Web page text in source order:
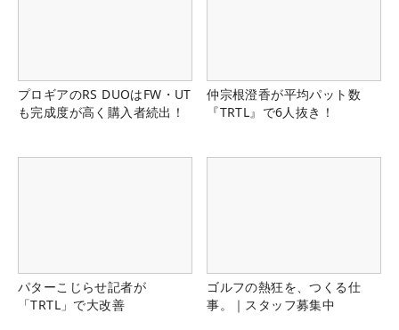
プロギアのRS DUOはFW・UT
も完成度が高く購入者続出！
仲宗根澄香が平均パット数
『TRTL』で6人抜き！
パターこじらせ記者が
「TRTL」で大改善
ゴルフの熱狂を、つくる仕
事。｜スタッフ募集中